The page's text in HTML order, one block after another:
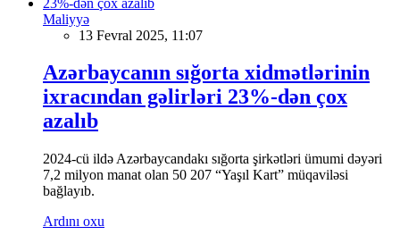
Maliyyə
13 Fevral 2025, 11:07
Azərbaycanın sığorta xidmətlərinin
ixracından gəlirləri 23%-dən çox
azalıb
2024-cü ildə Azərbaycandakı sığorta şirkətləri ümumi dəyəri
7,2 milyon manat olan 50 207 “Yaşıl Kart” müqaviləsi
bağlayıb.
Ardını oxu